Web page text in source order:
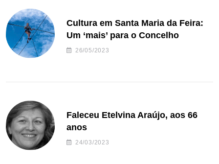
Cultura em Santa Maria da Feira:
Um ‘mais’ para o Concelho
26/05/2023
Faleceu Etelvina Araújo, aos 66
anos
24/03/2023